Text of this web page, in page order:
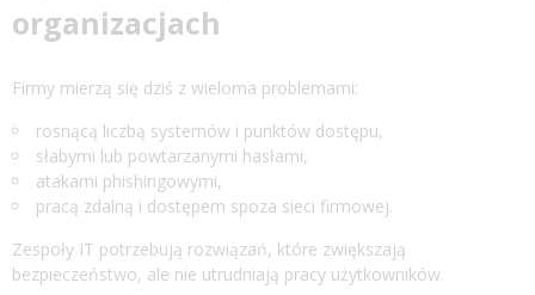
organizacjach
Firmy mierzą się dziś z wieloma problemami:
rosnącą liczbą systemów i punktów dostępu,
słabymi lub powtarzanymi hasłami,
atakami phishingowymi,
pracą zdalną i dostępem spoza sieci firmowej.
Zespoły IT potrzebują rozwiązań, które zwiększają
bezpieczeństwo, ale nie utrudniają pracy użytkowników.